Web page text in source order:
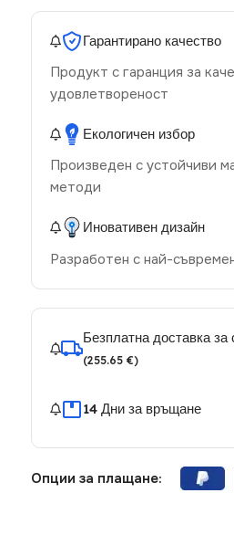
Гарантирано качество
Продукт с гаранция за
удовлетвореност
Екологичен избор
Произведен с устойчиви
методи
Иновативен дизайн
Разработен с най-
Безплатна доставка
(255.65 €)
14 Дни за връщане
Опции за плащане: